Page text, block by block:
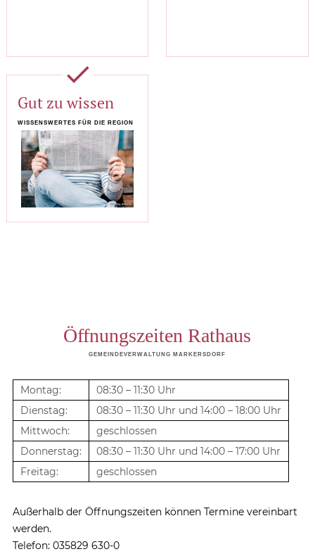
done
Gut zu wissen
WISSENSWERTES FÜR DIE REGION
Öffnungszeiten Rathaus
GEMEINDEVERWALTUNG MARKERSDORF
Montag:
08:30 – 11:30 Uhr
Dienstag:
08:30 – 11:30 Uhr und 14:00 – 18:00 Uhr
Mittwoch:
geschlossen
Donnerstag:
08:30 – 11:30 Uhr und 14:00 – 17:00 Uhr
Freitag:
geschlossen
Außerhalb der Öffnungszeiten können Termine vereinbart
werden.
Telefon: 035829 630-0